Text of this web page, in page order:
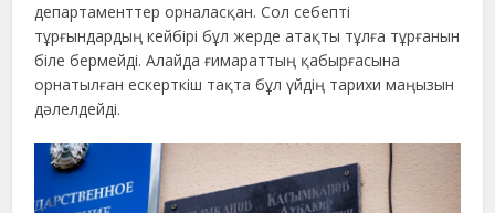
департаменттер орналасқан. Сол себепті
тұрғындардың кейбірі бұл жерде атақты тұлға тұрғанын
біле бермейді. Алайда ғимараттың қабырғасына
орнатылған ескерткіш тақта бұл үйдің тарихи маңызын
дәлелдейді.